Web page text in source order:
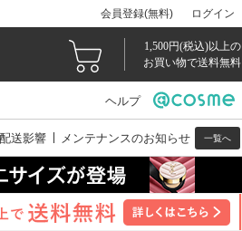
会員登録(無料) ログイン
1,500円(税込)以上の
お買い物で送料無料
ヘルプ
送影響 メンテナンスのお知らせ 一覧へ